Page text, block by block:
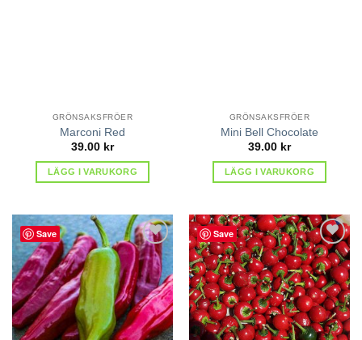
GRÖNSAKSFRÖER
Marconi Red
39.00 kr
LÄGG I VARUKORG
GRÖNSAKSFRÖER
Mini Bell Chocolate
39.00 kr
LÄGG I VARUKORG
Save
lägg till
i
favoriter
Save
lägg till
i
favoriter